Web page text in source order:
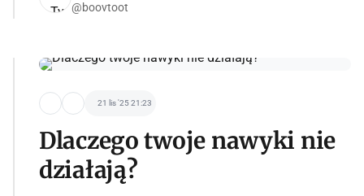
@boovtoot
21 lis '25 21:23
Dlaczego twoje nawyki nie
działają?